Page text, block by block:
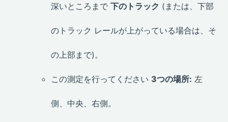
深いところまで 下のトラック (または、下部
のトラック レールが上がっている場合は、そ
の上部まで)。
この測定を行ってください 3つの場所: 左
側、中央、右側。